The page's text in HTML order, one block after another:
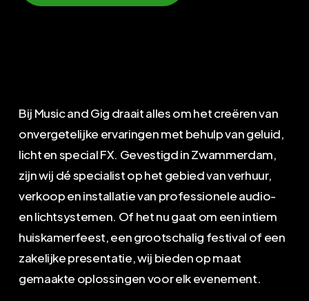
Bij Music and Gig draait alles om het creëren van
onvergetelijke ervaringen met behulp van geluid,
licht en special FX. Gevestigd in Zwammerdam,
zijn wij dé specialist op het gebied van verhuur,
verkoop en installatie van professionele audio-
en lichtsystemen. Of het nu gaat om een intiem
huiskamerfeest, een grootschalig festival of een
zakelijke presentatie, wij bieden op maat
gemaakte oplossingen voor elk evenement.